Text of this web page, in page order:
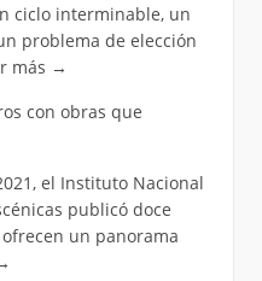
ciclo interminable, un
problema de elección
más →
con obras que
el Instituto Nacional
publicó doce
un panorama